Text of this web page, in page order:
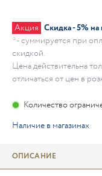
Акция Скидка - 5%
* - суммируется при
скидкой.
Цена действительна
отличаться от цен в
Количество
Наличие в магазинах
ОПИСАНИЕ